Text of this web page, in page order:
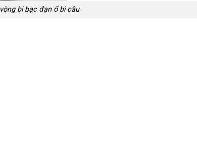
vòng bi bạc đạn ổ bi cầu